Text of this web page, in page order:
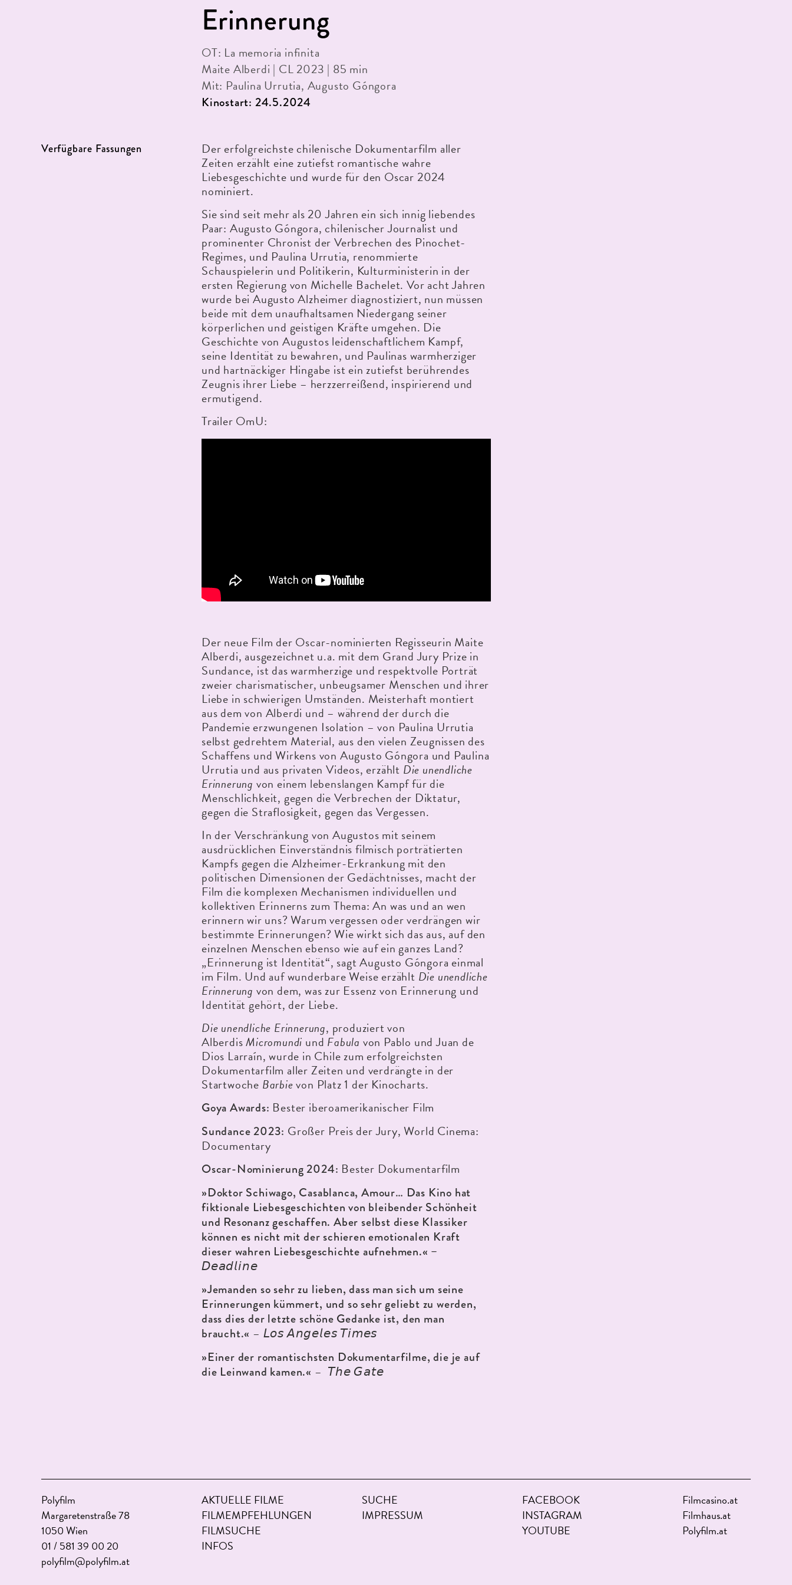
Erinnerung
OT: La memoria infinita
Maite Alberdi | CL 2023 | 85 min
Mit: Paulina Urrutia, Augusto Góngora
Kinostart: 24.5.2024
Verfügbare Fassungen
Der erfolgreichste chilenische Dokumentarfilm aller
Zeiten erzählt eine zutiefst romantische wahre
Liebesgeschichte und wurde für den Oscar 2024
nominiert.
Sie sind seit mehr als 20 Jahren ein sich innig liebendes
Paar: Augusto Góngora, chilenischer Journalist und
prominenter Chronist der Verbrechen des Pinochet-
Regimes, und Paulina Urrutia, renommierte
Schauspielerin und Politikerin, Kulturministerin in der
ersten Regierung von Michelle Bachelet. Vor acht Jahren
wurde bei Augusto Alzheimer diagnostiziert, nun müssen
beide mit dem unaufhaltsamen Niedergang seiner
körperlichen und geistigen Kräfte umgehen. Die
Geschichte von Augustos leidenschaftlichem Kampf,
seine Identität zu bewahren, und Paulinas warmherziger
und hartnäckiger Hingabe ist ein zutiefst berührendes
Zeugnis ihrer Liebe – herzzerreißend, inspirierend und
ermutigend.
Trailer OmU:
Der neue Film der Oscar-nominierten Regisseurin Maite
Alberdi, ausgezeichnet u.a. mit dem Grand Jury Prize in
Sundance, ist das warmherzige und respektvolle Porträt
zweier charismatischer, unbeugsamer Menschen und ihrer
Liebe in schwierigen Umständen. Meisterhaft montiert
aus dem von Alberdi und – während der durch die
Pandemie erzwungenen Isolation – von Paulina Urrutia
selbst gedrehtem Material, aus den vielen Zeugnissen des
Schaffens und Wirkens von Augusto Góngora und Paulina
Urrutia und aus privaten Videos, erzählt Die unendliche
Erinnerung von einem lebenslangen Kampf für die
Menschlichkeit, gegen die Verbrechen der Diktatur,
gegen die Straflosigkeit, gegen das Vergessen.
In der Verschränkung von Augustos mit seinem
ausdrücklichen Einverständnis filmisch porträtierten
Kampfs gegen die Alzheimer-Erkrankung mit den
politischen Dimensionen der Gedächtnisses, macht der
Film die komplexen Mechanismen individuellen und
kollektiven Erinnerns zum Thema: An was und an wen
erinnern wir uns? Warum vergessen oder verdrängen wir
bestimmte Erinnerungen? Wie wirkt sich das aus, auf den
einzelnen Menschen ebenso wie auf ein ganzes Land?
„Erinnerung ist Identität“, sagt Augusto Góngora einmal
im Film. Und auf wunderbare Weise erzählt Die unendliche
Erinnerung von dem, was zur Essenz von Erinnerung und
Identität gehört, der Liebe.
Die unendliche Erinnerung, produziert von
AlberdisMicromundi und Fabula von Pablo und Juan de
Dios Larraín, wurde in Chile zum erfolgreichsten
Dokumentarfilm aller Zeiten und verdrängte in der
Startwoche Barbievon Platz 1 der Kinocharts.
Goya Awards: Bester iberoamerikanischer Film
Sundance 2023: Großer Preis der Jury, World Cinema:
Documentary
Oscar-Nominierung 2024: Bester Dokumentarfilm
»Doktor Schiwago, Casablanca, Amour… Das Kino hat
fiktionale Liebesgeschichten von bleibender Schönheit
und Resonanz geschaffen. Aber selbst diese Klassiker
können es nicht mit der schieren emotionalen Kraft
dieser wahren Liebesgeschichte aufnehmen.« –
𝘋𝘦𝘢𝘥𝘭𝘪𝘯𝘦
»Jemanden so sehr zu lieben, dass man sich um seine
Erinnerungen kümmert, und so sehr geliebt zu werden,
dass dies der letzte schöne Gedanke ist, den man
braucht.« – 𝘓𝘰𝘴 𝘈𝘯𝘨𝘦𝘭𝘦𝘴 𝘛𝘪𝘮𝘦𝘴
»Einer der romantischsten Dokumentarfilme, die je auf
die Leinwand kamen.« – 𝘛𝘩𝘦 𝘎𝘢𝘵𝘦
Polyfilm
Margaretenstraße 78
1050 Wien
01 / 581 39 00 20
polyfilm@polyfilm.at
AKTUELLE FILME
FILMEMPFEHLUNGEN
FILMSUCHE
INFOS
SUCHE
IMPRESSUM
FACEBOOK
INSTAGRAM
YOUTUBE
Filmcasino.at
Filmhaus.at
Polyfilm.at